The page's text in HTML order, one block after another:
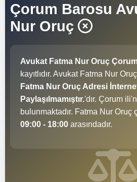
Çorum Barosu
Nur Oruç
Avukat Fatma Nur Oruç
kayıtlıdır. Avukat Fatma Nur
Fatma Nur Oruç Adresi
Paylaşılmamıştır.'dır. Çorum
bulunmaktadır. Fatma Nur Oruç
09:00 - 18:00 arasındadır.